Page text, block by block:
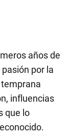
años de
por la
influencias
que lo